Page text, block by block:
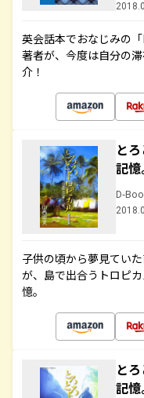
英会話本でおなじみの
著者が、今度は自分の
介！
と
記
D-
子供の頃から夢見てい
が、島で出合うトロピ
憶。
と
記